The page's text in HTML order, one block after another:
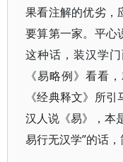
果看注解的优劣，
要算第一家。平心
这种话，装汉学
《易略例》看看
《经典释文》所
汉人说《易》，本
易行无汉学”的话，